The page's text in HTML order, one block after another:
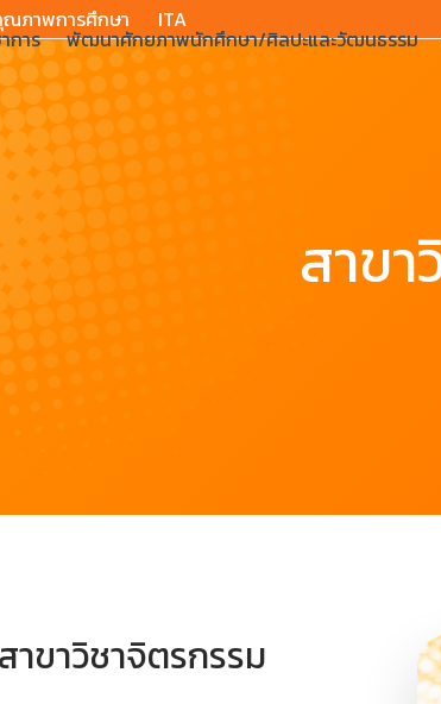
ณภาพการศึกษา ITA
การ พัฒนาศักยภาพนักศึกษา/ศิลปะและวัฒนธรรม
สาข
ขาวิชาจิตรกรรม